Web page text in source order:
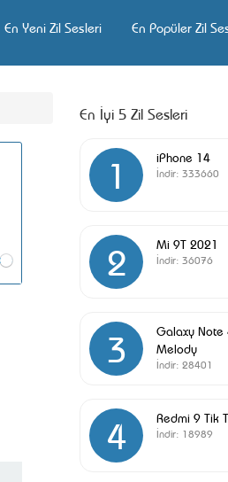
En Yeni Zil Sesleri En Popüler Zil
En İyi 5 Zil Sesleri
1 iPhone 14
İndir: 333660
2 Mi 9T 2021
İndir: 36076
3
Galaxy Note
Melody
İndir: 28401
4 Redmi 9 Tik
İndir: 18989